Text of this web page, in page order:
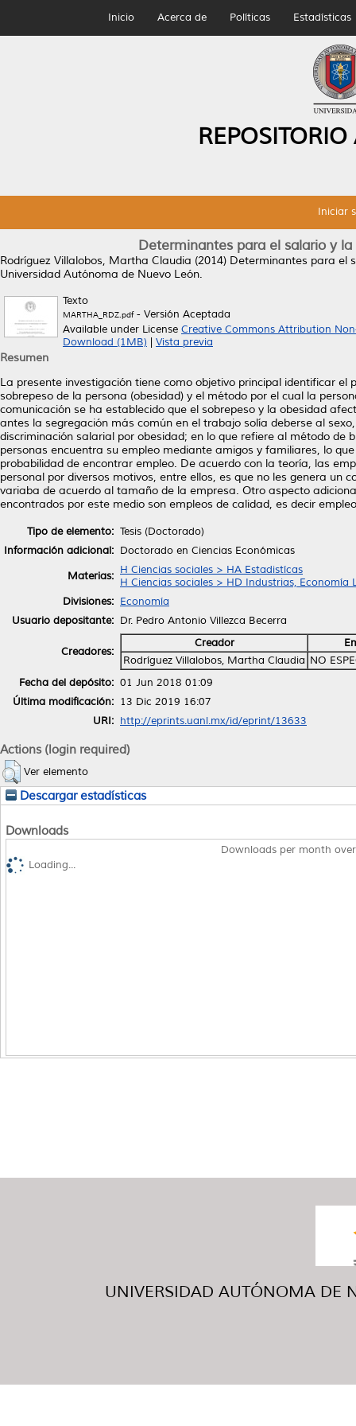
Inicio Acerca de Políticas Estadísticas
Iniciar
Determinantes para el salario y
Rodríguez Villalobos, Martha Claudia (2014) Determinantes para el
Universidad Autónoma de Nuevo León.
Texto
MARTHA_RDZ.pdf- Versión Aceptada
Available under License Creative Commons Attribution
Download (1MB)
Vista previa
Resumen
La presente investigación tiene como objetivo principal identificar
sobrepeso de la persona (obesidad) y el método por el cual la
comunicación se ha establecido que el sobrepeso y la obesidad
antes la segregación más común en el trabajo solía deberse al
discriminación salarial por obesidad; en lo que refiere al método
personas encuentra su empleo mediante amigos y familiares, lo
probabilidad de encontrar empleo. De acuerdo con la teoría, las
personal por diversos motivos, entre ellos, es que no les genera
variaba de acuerdo al tamaño de la empresa. Otro aspecto
encontrados por este medio son empleos de calidad, es decir
Tipo de elemento: Tesis (Doctorado)
Información adicional: Doctorado en Ciencias Económicas
Materias: H Ciencias sociales > HA Estadistícas
H Ciencias sociales > HD Industrias, Economía
Divisiones: Economía
Usuario depositante: Dr. Pedro Antonio Villezca Becerra
Creadores:
Creador
Rodríguez Villalobos, Martha Claudia NO
Fecha del depósito: 01 Jun 2018 01:09
Última modificación: 13 Dic 2019 16:07
URI: http://eprints.uanl.mx/id/eprint/13633
Actions (login required)
Ver elemento
Descargar estadísticas
Downloads
Downloads per month
Loading...
UNIVERSIDAD AUTÓNOMA DE